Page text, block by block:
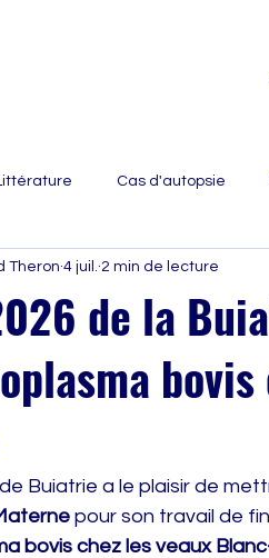
Cas d'autopsie
de la
Theron 4 juil. 2 min de lecture
Buiatrie a le plaisir de
pour son travail de
bovis chez les veaux